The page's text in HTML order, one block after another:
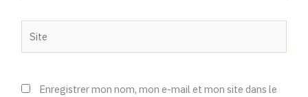
Enregistrer mon nom, mon e-mail et mon site dans le